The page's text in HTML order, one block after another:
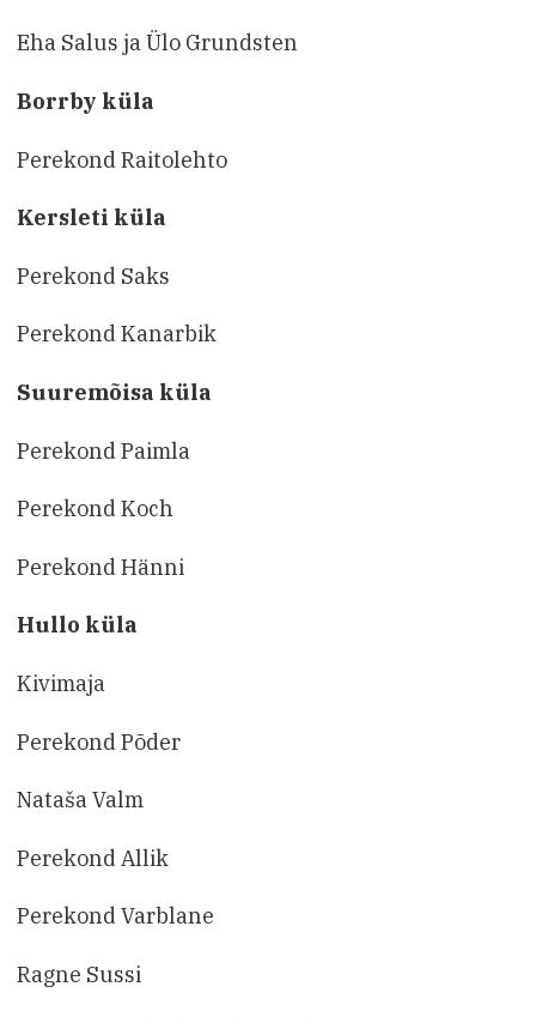
Eha Salus ja Ülo Grundsten
Borrby küla
Perekond Raitolehto
Kersleti küla
Perekond Saks
Perekond Kanarbik
Suuremõisa küla
Perekond Paimla
Perekond Koch
Perekond Hänni
Hullo küla
Kivimaja
Perekond Põder
Nataša Valm
Perekond Allik
Perekond Varblane
Ragne Sussi